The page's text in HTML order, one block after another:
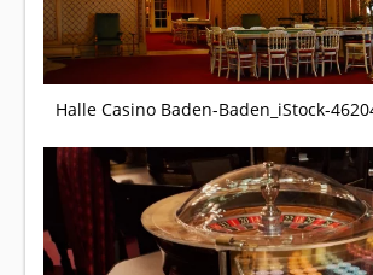
Halle Casino Baden-Baden_iStock-